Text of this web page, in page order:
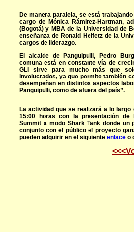
De manera paralela, se está
cargo de Mónica Rámirez-Hartman,
(Bogotá) y MBA de la Universidad de
enseñanza de Ronald Heifetz de la
cargos de liderazgo.
El alcalde de Panguipulli, Pedro
comuna está en constante vía de
GLI sirve para mucho más que
involucrados, ya que permite también
desempeñan en distintos aspectos
Panguipulli, como de afuera del país”.
La actividad que se realizará a lo
15:00 horas con la presentación de
Summit a modo Shark Tank donde
conjunto con el público el proyecto
pueden adquirir en el siguiente enlace o